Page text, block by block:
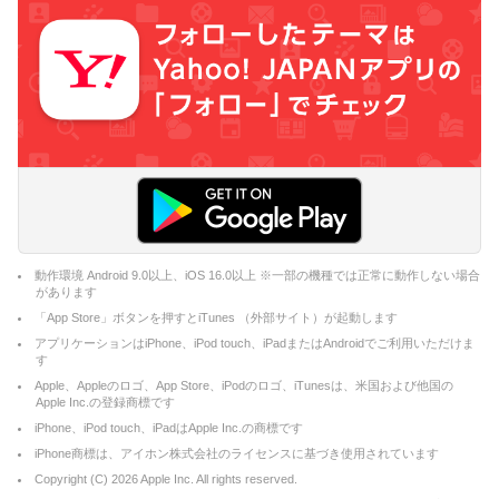
動作環境 Android 9.0以上、iOS 16.0以上 ※一部の機種では正常に動作しない場合
があります
「App Store」ボタンを押すとiTunes （外部サイト）が起動します
アプリケーションはiPhone、iPod touch、iPadまたはAndroidでご利用いただけま
す
Apple、Appleのロゴ、App Store、iPodのロゴ、iTunesは、米国および他国の
Apple Inc.の登録商標です
iPhone、iPod touch、iPadはApple Inc.の商標です
iPhone商標は、アイホン株式会社のライセンスに基づき使用されています
Copyright (C) 2026Apple Inc. All rights reserved.